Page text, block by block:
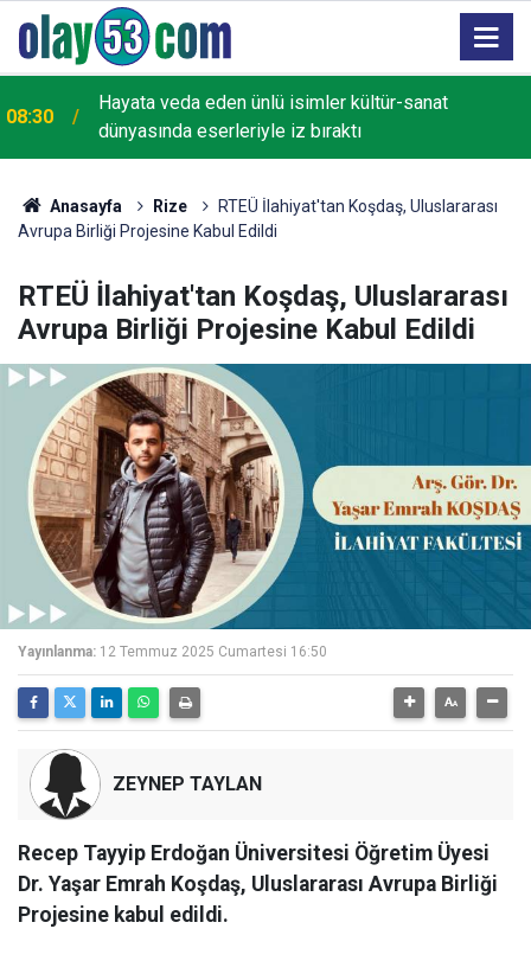
08:30
Hayata veda eden ünlü isimler kültür-sanat
dünyasında eserleriyle iz bıraktı
Anasayfa Rize
RTEÜ İlahiyat'tan Koşdaş, Uluslararası
Avrupa Birliği Projesine Kabul Edildi
RTEÜ İlahiyat'tan Koşdaş, Uluslararası
Avrupa Birliği Projesine Kabul Edildi
Yayınlanma: 12 Temmuz 2025 Cumartesi 16:50
ZEYNEP TAYLAN
Recep Tayyip Erdoğan Üniversitesi Öğretim Üyesi
Dr. Yaşar Emrah Koşdaş, Uluslararası Avrupa Birliği
Projesine kabul edildi.